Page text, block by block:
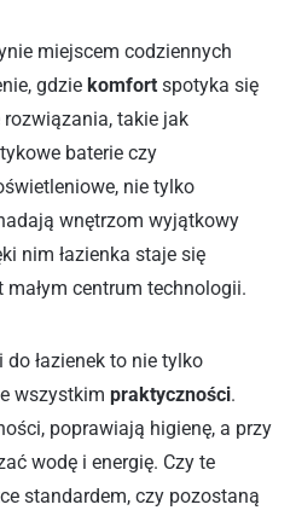
miejscem codziennych
gdzie komfort spotyka się
rozwiązania, takie jak
baterie czy
nie tylko
wnętrzom wyjątkowy
nim łazienka staje się
centrum technologii.
łazienek to nie tylko
wszystkim praktyczności.
poprawiają higienę, a przy
wodę i energię. Czy te
standardem, czy pozostaną